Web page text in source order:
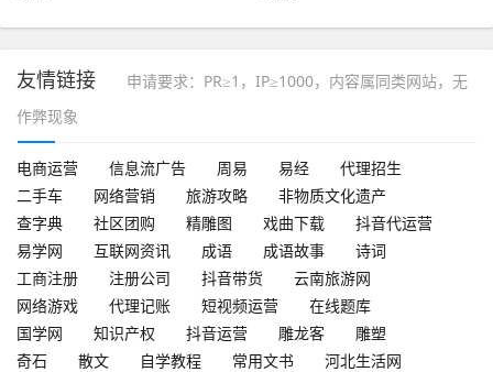
友情链接
申请要求：PR≥1，IP≥1000，内容属同类网站，无
作弊现象
电商运营 信息流广告 周易 易经
代理招生
二手车
网络营销 旅游攻略
非物质文化遗产
查字典
社区团购 精雕图 戏曲下载
抖音代运营
易学网
互联网资讯 成语 成语故事
诗词
工商注册
注册公司 抖音带货
云南旅游网
网络游戏
代理记账 短视频运营
在线题库
国学网
知识产权 抖音运营 雕龙客
雕塑
奇石
散文 自学教程 常用文书
河北生活网